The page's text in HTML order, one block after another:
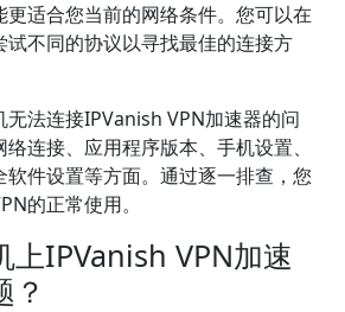
适合您当前的网络条件。您可以在
试不同的协议以寻找最佳的连接方
法连接IPVanish VPN加速器的问
连接、应用程序版本、手机设置、
件设置等方面。通过逐一排查，您
的正常使用。
上IPVanish VPN加速
？